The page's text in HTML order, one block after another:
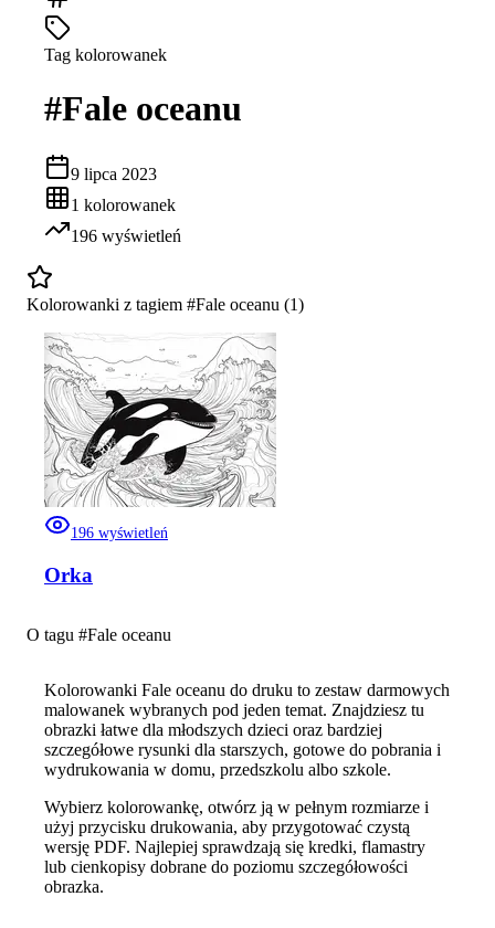
Tag kolorowanek
#Fale oceanu
9 lipca 2023
1 kolorowanek
196 wyświetleń
Kolorowanki z tagiem #Fale oceanu (1)
196 wyświetleń
Orka
O tagu #Fale oceanu
Kolorowanki Fale oceanu do druku to zestaw darmowych
malowanek wybranych pod jeden temat. Znajdziesz tu
obrazki łatwe dla młodszych dzieci oraz bardziej
szczegółowe rysunki dla starszych, gotowe do pobrania i
wydrukowania w domu, przedszkolu albo szkole.
Wybierz kolorowankę, otwórz ją w pełnym rozmiarze i
użyj przycisku drukowania, aby przygotować czystą
wersję PDF. Najlepiej sprawdzają się kredki, flamastry
lub cienkopisy dobrane do poziomu szczegółowości
obrazka.